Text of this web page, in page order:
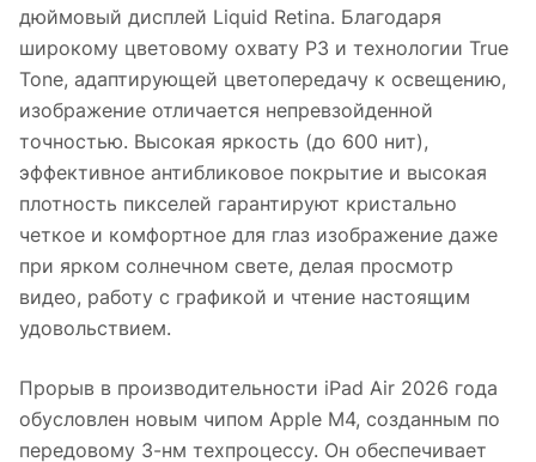
дюймовый дисплей Liquid Retina. Благодаря
широкому цветовому охвату P3 и технологии True
Tone, адаптирующей цветопередачу к освещению,
изображение отличается непревзойденной
точностью. Высокая яркость (до 600 нит),
эффективное антибликовое покрытие и высокая
плотность пикселей гарантируют кристально
четкое и комфортное для глаз изображение даже
при ярком солнечном свете, делая просмотр
видео, работу с графикой и чтение настоящим
удовольствием.
Прорыв в производительности iPad Air 2026 года
обусловлен новым чипом Apple M4, созданным по
передовому 3-нм техпроцессу. Он обеспечивает